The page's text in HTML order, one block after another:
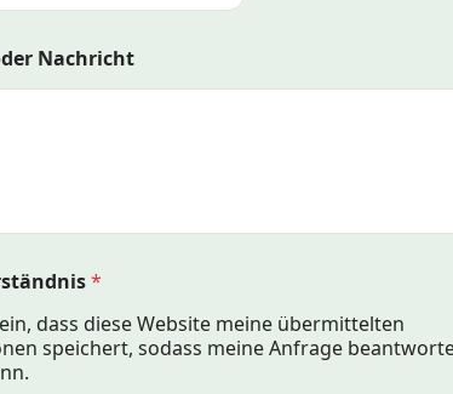
Nachricht
*
dass diese Website meine übermittelten
speichert, sodass meine Anfrage